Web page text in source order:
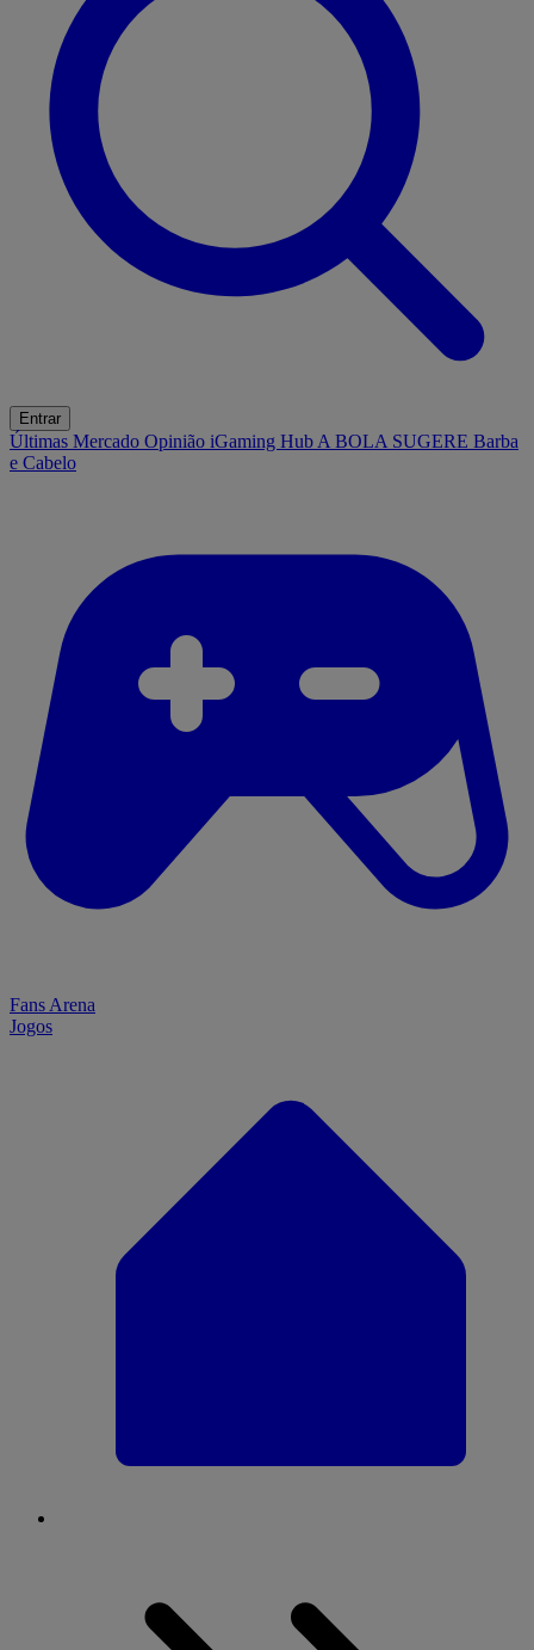
Entrar
Últimas Mercado Opinião iGaming Hub A BOLA SUGERE Barba
e Cabelo
Fans Arena
Jogos